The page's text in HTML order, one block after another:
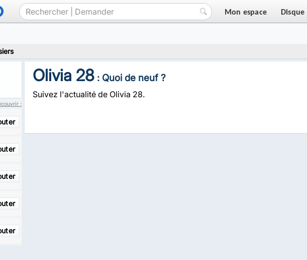
Mon espace Disque
:
Olivia 28 : Quoi de neuf ?
Suivez l'actualité de Olivia 28.